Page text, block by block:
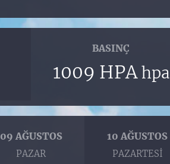
BASINÇ
1009 HPAhpa
09 AĞUSTOS
PAZAR
10 AĞUSTOS
PAZARTESI